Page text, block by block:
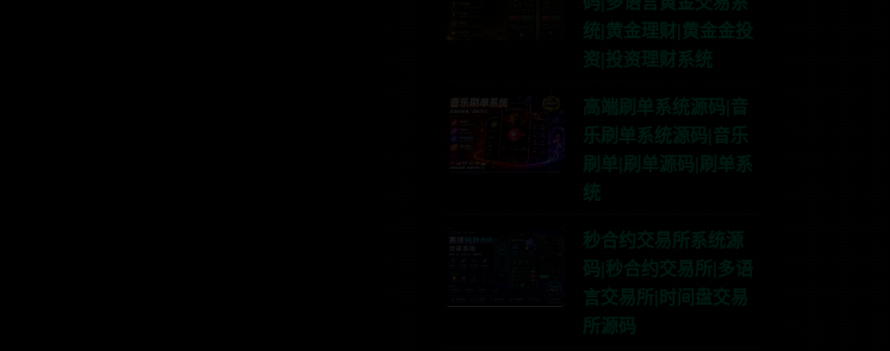
统|黄金理财|黄金金投
资|投资理财系统
高端刷单系统源码|音
乐刷单系统源码|音乐
刷单|刷单源码|刷单系
统
秒合约交易所系统源
码|秒合约交易所|多语
言交易所|时间盘交易
所源码